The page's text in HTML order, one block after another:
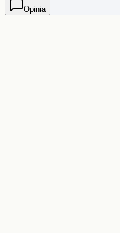
Opinia